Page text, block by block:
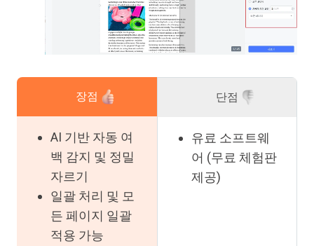
장점
AI 기반 자동 여
백 감지 및 정밀
자르기
일괄 처리 및 모
든 페이지 일괄
적용 가능
단점
유료 소프트웨
어 (무료 체험판
제공)